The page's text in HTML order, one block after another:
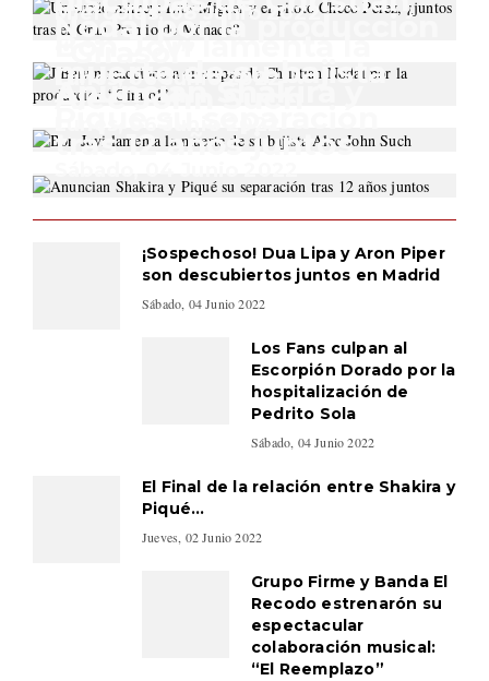
Miércoles, 08 Junio 2022
Nodal por la producción
Lunes, 06 Junio 2022
Bon Jovi lamenta la
muerte de su bajista
Alec John Such
Anuncian Shakira y
tras 12 años juntos
¡Sospechoso! Dua Lipa y Aron Piper
son descubiertos juntos en Madrid
Sábado, 04 Junio 2022
Los Fans culpan al
Escorpión Dorado por la
hospitalización de
Pedrito Sola
Sábado, 04 Junio 2022
El Final de la relación entre Shakira y
Piqué…
Jueves, 02 Junio 2022
Grupo Firme y Banda El
Recodo estrenarón su
espectacular
colaboración musical:
“El Reemplazo”